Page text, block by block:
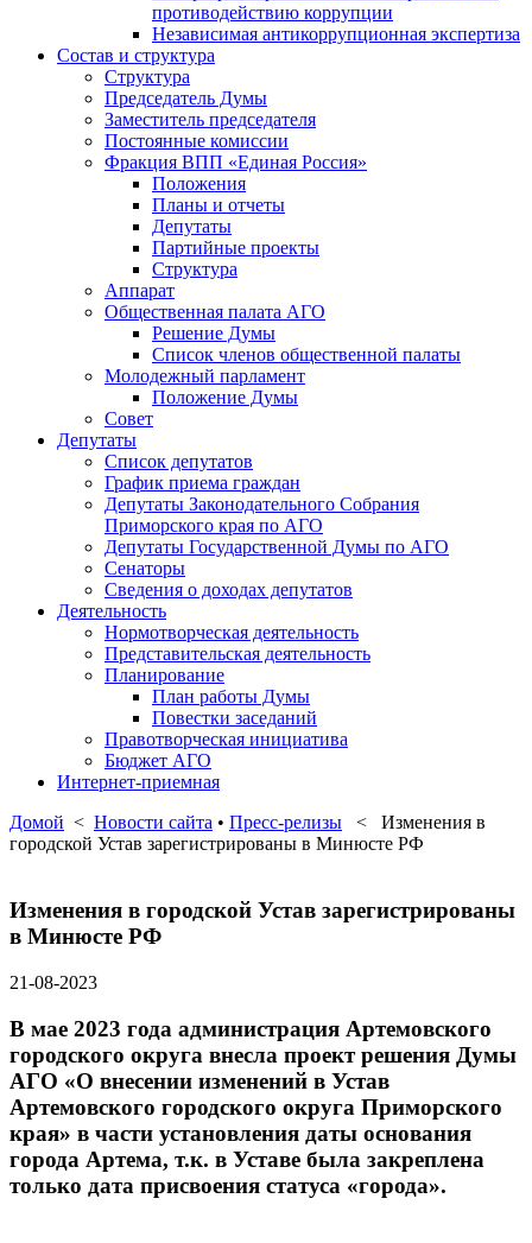
противодействию коррупции
Независимая антикоррупционная экспертиза
Состав и структура
Структура
Председатель Думы
Заместитель председателя
Постоянные комиссии
Фракция ВПП «Единая Россия»
Положения
Планы и отчеты
Депутаты
Партийные проекты
Структура
Аппарат
Общественная палата АГО
Решение Думы
Список членов общественной палаты
Молодежный парламент
Положение Думы
Совет
Депутаты
Список депутатов
График приема граждан
Депутаты Законодательного Собрания
Приморского края по АГО
Депутаты Государственной Думы по АГО
Сенаторы
Сведения о доходах депутатов
Деятельность
Нормотворческая деятельность
Представительская деятельность
Планирование
План работы Думы
Повестки заседаний
Правотворческая инициатива
Бюджет АГО
Интернет-приемная
Домой < Новости сайта • Пресс-релизы < Изменения в
городской Устав зарегистрированы в Минюсте РФ
Изменения в городской Устав зарегистрированы
в Минюсте РФ
21-08-2023
В мае 2023 года администрация Артемовского
городского округа внесла проект решения Думы
АГО «О внесении изменений в Устав
Артемовского городского округа Приморского
края» в части установления даты основания
города Артема, т.к. в Уставе была закреплена
только дата присвоения статуса «города».